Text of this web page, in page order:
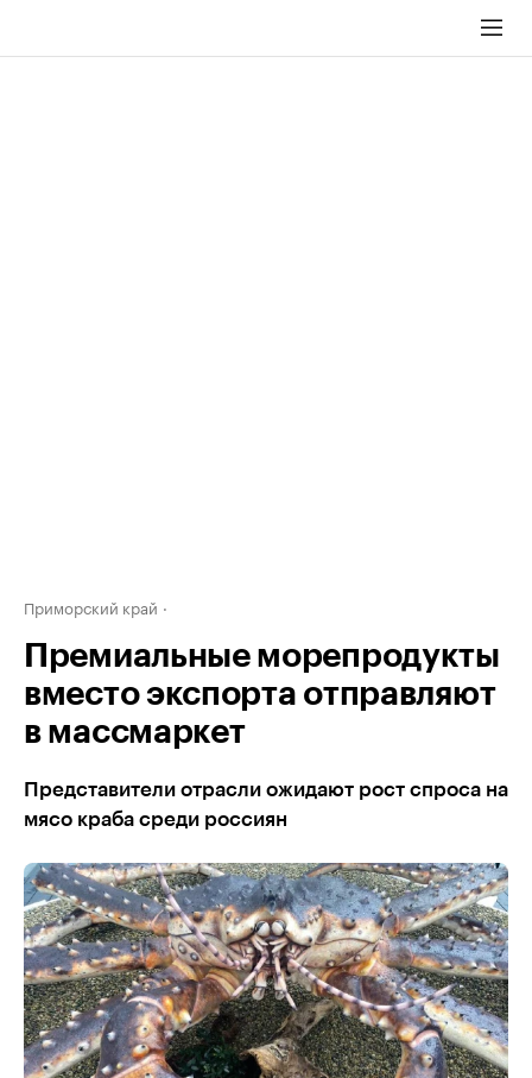
Приморский край
Премиальные морепродукты
вместо экспорта отправляют
в массмаркет
Представители отрасли ожидают рост спроса на
мясо краба среди россиян